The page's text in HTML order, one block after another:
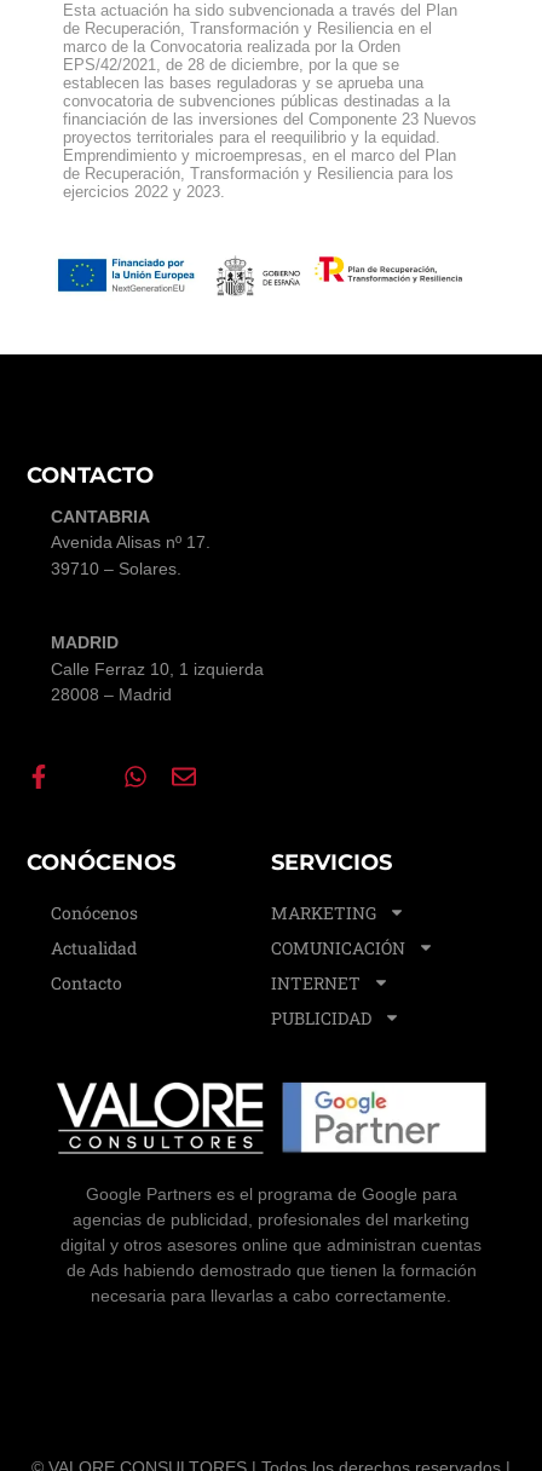
Esta actuación ha sido subvencionada a través del Plan
de Recuperación, Transformación y Resiliencia en el
marco de la Convocatoria realizada por la Orden
EPS/42/2021, de 28 de diciembre, por la que se
establecen las bases reguladoras y se aprueba una
convocatoria de subvenciones públicas destinadas a la
financiación de las inversiones del Componente 23 Nuevos
proyectos territoriales para el reequilibrio y la equidad.
Emprendimiento y microempresas, en el marco del Plan
de Recuperación, Transformación y Resiliencia para los
ejercicios 2022 y 2023.
Google Partners es el programa de Google para
agencias de publicidad, profesionales del marketing
digital y otros asesores online que administran cuentas
de Ads habiendo demostrado que tienen la formación
necesaria para llevarlas a cabo correctamente.
SERVICIOS
MARKETING
COMUNICACIÓN
INTERNET
PUBLICIDAD
CONÓCENOS
Conócenos
Actualidad
Contacto
CONTACTO
CANTABRIA
Avenida Alisas nº 17.
39710 – Solares.
MADRID
Calle Ferraz 10, 1 izquierda
28008 – Madrid